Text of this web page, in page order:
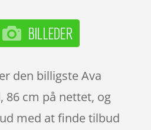
den billigste Ava
86 cm på nettet, og
med at finde tilbud